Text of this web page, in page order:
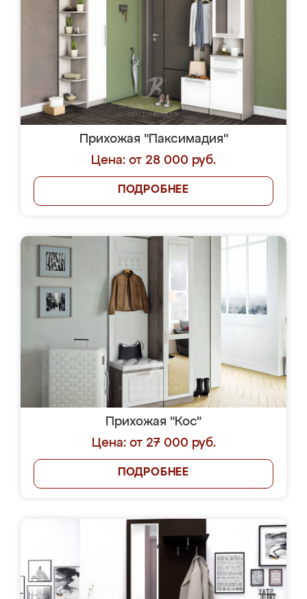
Прихожая "Паксимадия"
Цена: от 28 000 руб.
ПОДРОБНЕЕ
Прихожая "Кос"
Цена: от 27 000 руб.
ПОДРОБНЕЕ